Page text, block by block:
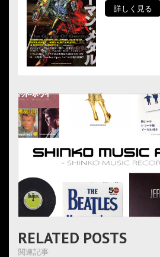
詳しく見る
RELATED POSTS
関連記事